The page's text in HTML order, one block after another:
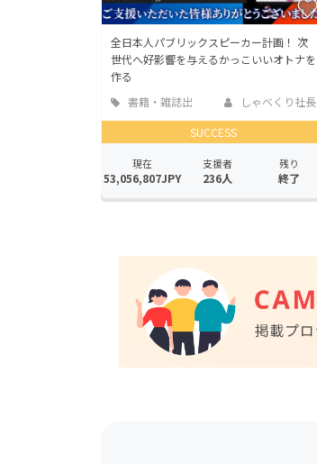
全日本人パブリックスピーカー計画！ 次
世代へ好影響を与えるかっこいいオトナを
作る
書籍・雑誌出
版
しゃべくり社長
SUCCESS
現在
53,056,807JPY
支援者
236人
残り
終了